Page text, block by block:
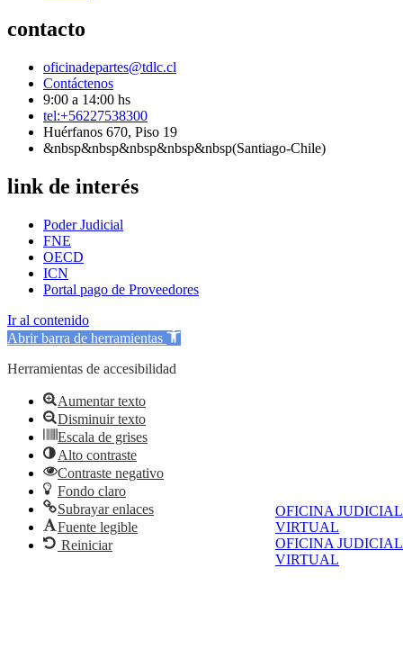
OFICINA JUDICIAL
VIRTUAL
OFICINA JUDICIAL
VIRTUAL
contacto
oficinadepartes@tdlc.cl
Contáctenos
9:00 a 14:00 hs
tel:+56227538300
Huérfanos 670, Piso 19
&nbsp&nbsp&nbsp&nbsp&nbsp(Santiago-Chile)
link de interés
Poder Judicial
FNE
OECD
ICN
Portal pago de Proveedores
Ir al contenido
Abrir barra de herramientas
Herramientas de accesibilidad
Aumentar texto
Disminuir texto
Escala de grises
Alto contraste
Contraste negativo
Fondo claro
Subrayar enlaces
Fuente legible
Reiniciar